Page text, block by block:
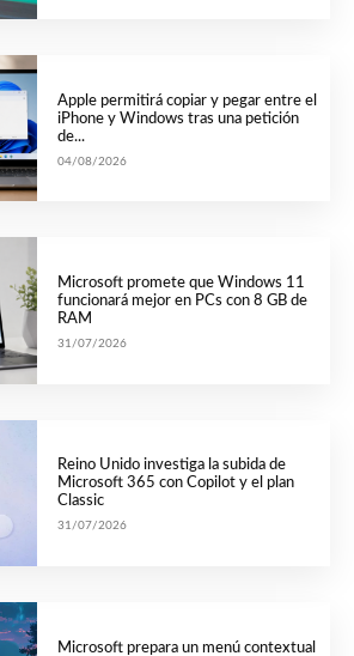
Apple permitirá copiar y pegar entre el
iPhone y Windows tras una petición
de...
04/08/2026
Microsoft promete que Windows 11
funcionará mejor en PCs con 8 GB de
RAM
31/07/2026
Reino Unido investiga la subida de
Microsoft 365 con Copilot y el plan
Classic
31/07/2026
Microsoft prepara un menú contextual